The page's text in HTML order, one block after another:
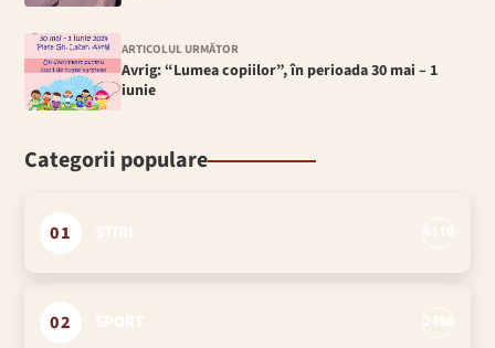
ARTICOLUL URMĂTOR
Avrig: “Lumea copiilor”, în perioada 30 mai – 1
iunie
Categorii populare
01
02